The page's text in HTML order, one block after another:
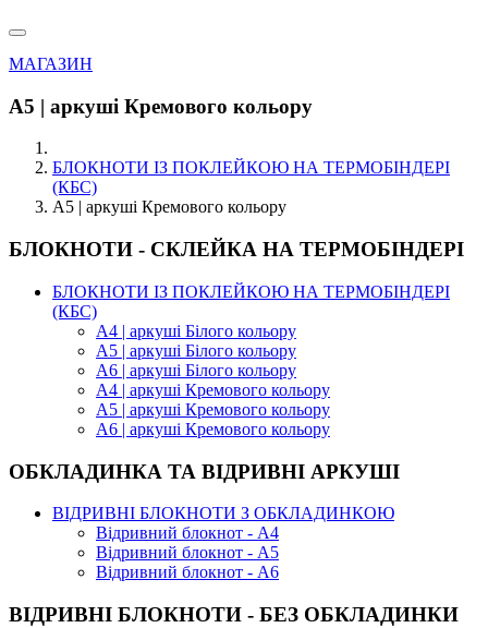
МАГАЗИН
А5 | аркуші Кремового кольору
БЛОКНОТИ ІЗ ПОКЛЕЙКОЮ НА ТЕРМОБІНДЕРІ
(КБС)
А5 | аркуші Кремового кольору
БЛОКНОТИ - СКЛЕЙКА НА ТЕРМОБІНДЕРІ
БЛОКНОТИ ІЗ ПОКЛЕЙКОЮ НА ТЕРМОБІНДЕРІ
(КБС)
А4 | аркуші Білого кольору
А5 | аркуші Білого кольору
А6 | аркуші Білого кольору
А4 | аркуші Кремового кольору
А5 | аркуші Кремового кольору
А6 | аркуші Кремового кольору
ОБКЛАДИНКА ТА ВІДРИВНІ АРКУШІ
ВІДРИВНІ БЛОКНОТИ З ОБКЛАДИНКОЮ
Відривний блокнот - А4
Відривний блокнот - А5
Відривний блокнот - А6
ВІДРИВНІ БЛОКНОТИ - БЕЗ ОБКЛАДИНКИ